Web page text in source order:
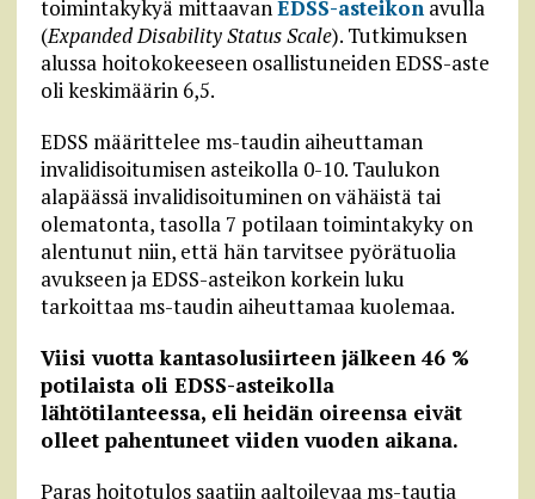
toimintakykyä mittaavanEDSS-asteikonavulla
(Expanded Disability Status Scale). Tutkimuksen
alussa hoitokokeeseen osallistuneiden EDSS-aste
oli keskimäärin 6,5.
EDSS määrittelee ms-taudin aiheuttaman
invalidisoitumisen asteikolla 0-10. Taulukon
alapäässä invalidisoituminen on vähäistä tai
olematonta, tasolla 7 potilaan toimintakyky on
alentunut niin, että hän tarvitsee pyörätuolia
avukseen ja EDSS-asteikon korkein luku
tarkoittaa ms-taudin aiheuttamaa kuolemaa.
Viisi vuotta kantasolusiirteen jälkeen 46 %
potilaista oli EDSS-asteikolla
lähtötilanteessa, eli heidän oireensa eivät
olleet pahentuneet viiden vuoden aikana.
Paras hoitotulos saatiin aaltoilevaa ms-tautia